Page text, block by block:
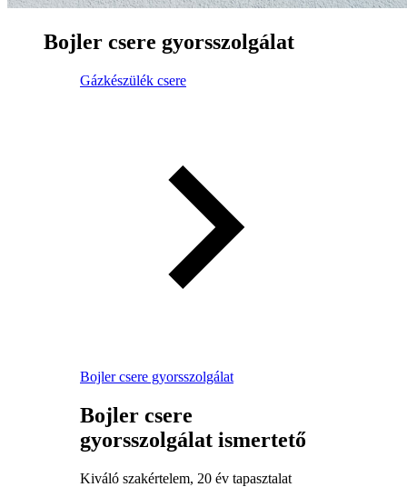
Bojler csere gyorsszolgálat
Gázkészülék csere
Bojler csere gyorsszolgálat
Bojler csere
gyorsszolgálat ismertető
Kiváló szakértelem, 20 év tapasztalat